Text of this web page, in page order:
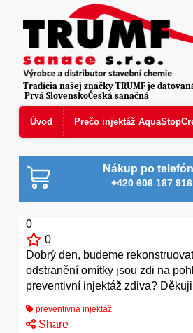
Úvod Prečo injektáž
Prvá SlovenskoČeská sanačná
Tradícia našej značky TRUMF je
Nákup po
+420 606 187 916
0
0
Dobrý den, budeme
odstranění omítky jsou zdi na
preventivní injektáž zdiva?
preventívna injektáž
Share